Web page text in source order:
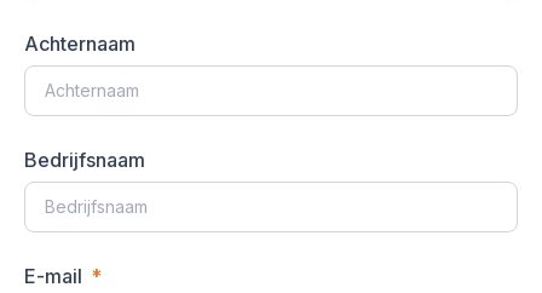
Achternaam
Bedrijfsnaam
E-mail